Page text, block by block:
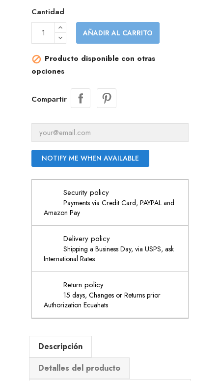
Cantidad
AÑADIR AL CARRITO
 Producto disponible con otras
opciones
Compartir
NOTIFY ME WHEN AVAILABLE
Security policy
Payments via Credit Card, PAYPAL and
Amazon Pay
Delivery policy
Shipping a Business Day, via USPS, ask
International Rates
Return policy
15 days, Changes or Returns prior
Authorization Ecuahats
Descripción
Detalles del producto